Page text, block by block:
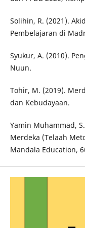
Solihin, R. (2021).
Pembelajaran di
Syukur, A. (2010).
Nuun.
Tohir, M. (2019).
dan Kebudayaan.
Yamin Muhammad,
Merdeka (Telaah
Mandala Education,